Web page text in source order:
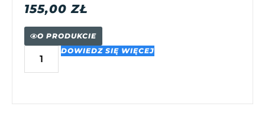
155,00ZŁ
O PRODUKCIE
DOWIEDZ SIĘ WIĘCEJ